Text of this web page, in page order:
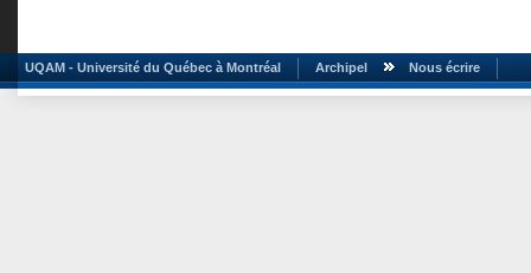
UQAM - Université du Québec à Montréal Archipel Nous écrire